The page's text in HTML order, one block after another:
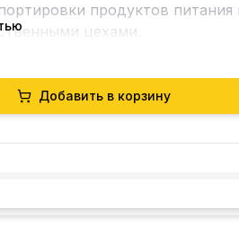
продуктов питания
цехами.
составляет 300кг.
Добавить в корзину